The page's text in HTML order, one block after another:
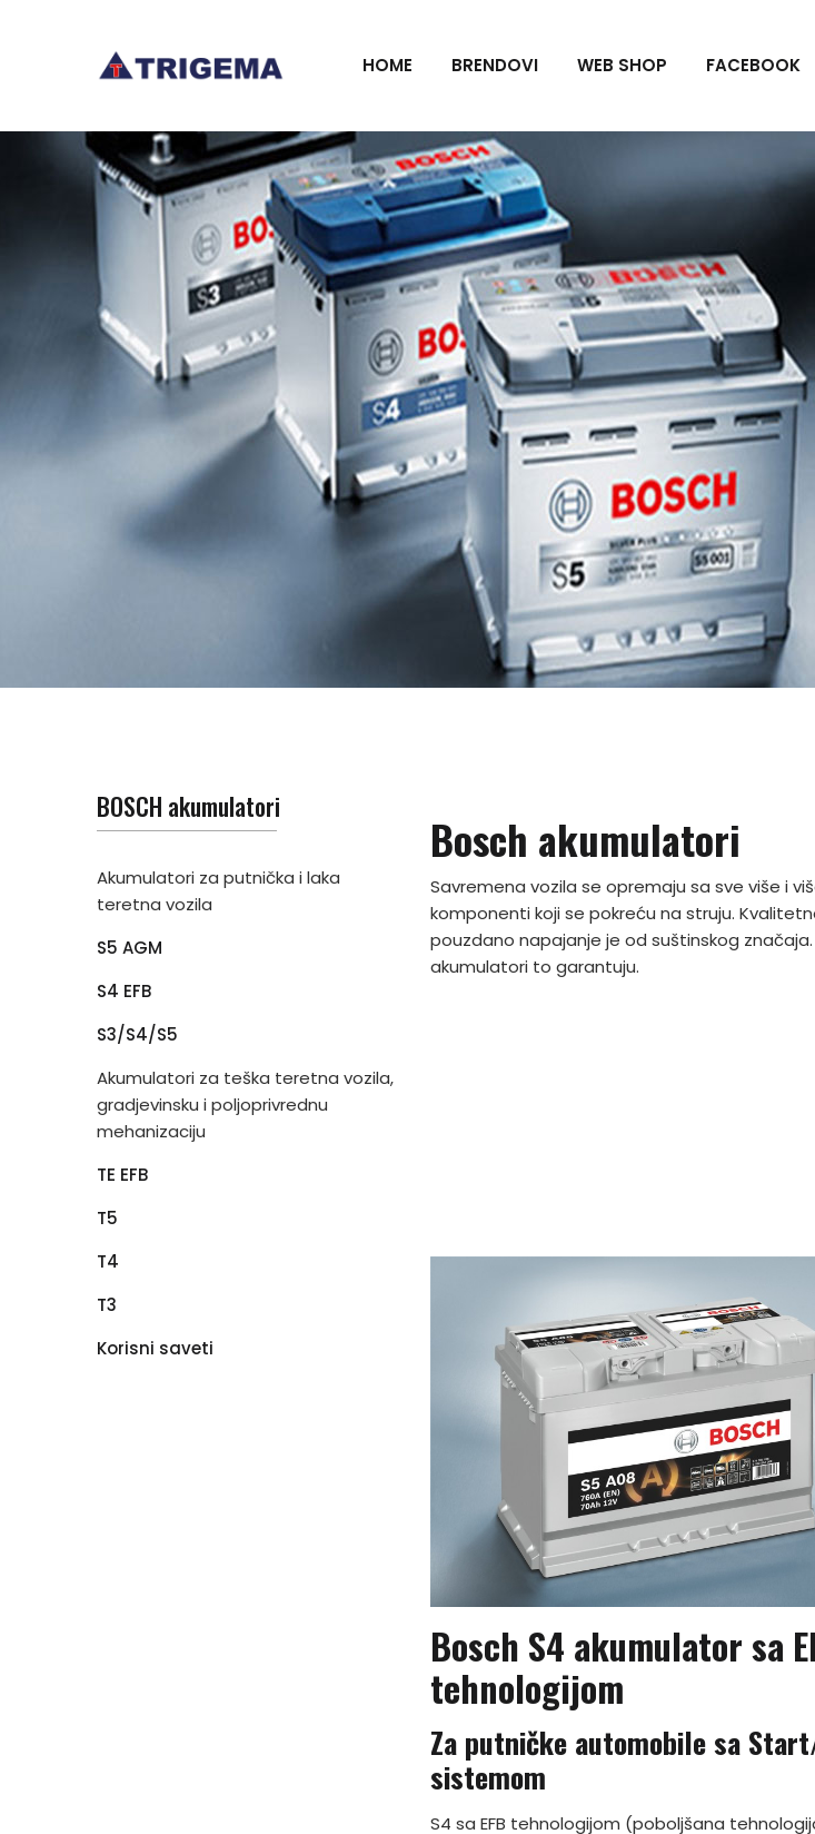
HOME BRENDOVI WEB SHOP FACEBOOK
BOSCH akumulatori
Akumulatori za putnička i laka
teretna vozila
S5 AGM
S4 EFB
S3/S4/S5
Akumulatori za teška teretna vozila,
gradjevinsku i poljoprivrednu
mehanizaciju
TE EFB
T5
T4
T3
Korisni saveti
Bosch akumulatori
Savremena vozila se opremaju sa sve više i
komponenti koji se pokreću na struju.
pouzdano napajanje je od suštinskog značaja.
akumulatori to garantuju.
Bosch S4 akumulator sa
tehnologijom
Za putničke automobile sa
sistemom
S4 sa EFB tehnologijom (poboljšana